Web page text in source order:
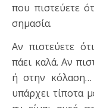
που πιστεύετε
σημασία.
Αν πιστεύετε
πάει καλά. Αν
ή στην κόλαση…
υπάρχει τίποτα